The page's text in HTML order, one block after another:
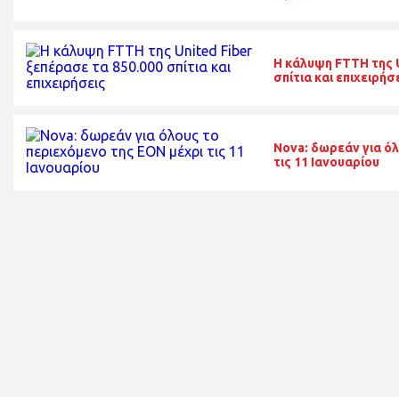
Η κάλυψη FTTH της
σπίτια και
Nova: δωρεάν για
τις 11 Ιανουαρίου